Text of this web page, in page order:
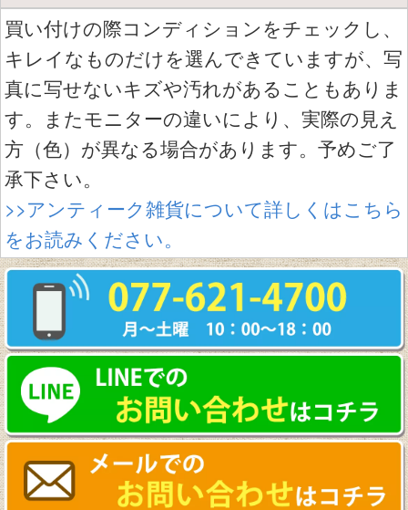
買い付けの際コンディションをチェックし、
キレイなものだけを選んできていますが、写
真に写せないキズや汚れがあることもありま
す。またモニターの違いにより、実際の見え
方（色）が異なる場合があります。予めご了
承下さい。
>>アンティーク雑貨について詳しくはこちら
をお読みください。